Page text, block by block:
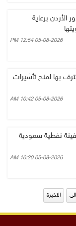
الأردن برعاية
05-08-2026 12:54 PM
بها لمنح تأشيرات
05-08-2026 10:42 AM
نفطية سعودية
05-08-2026 10:20 AM
الاخيرة